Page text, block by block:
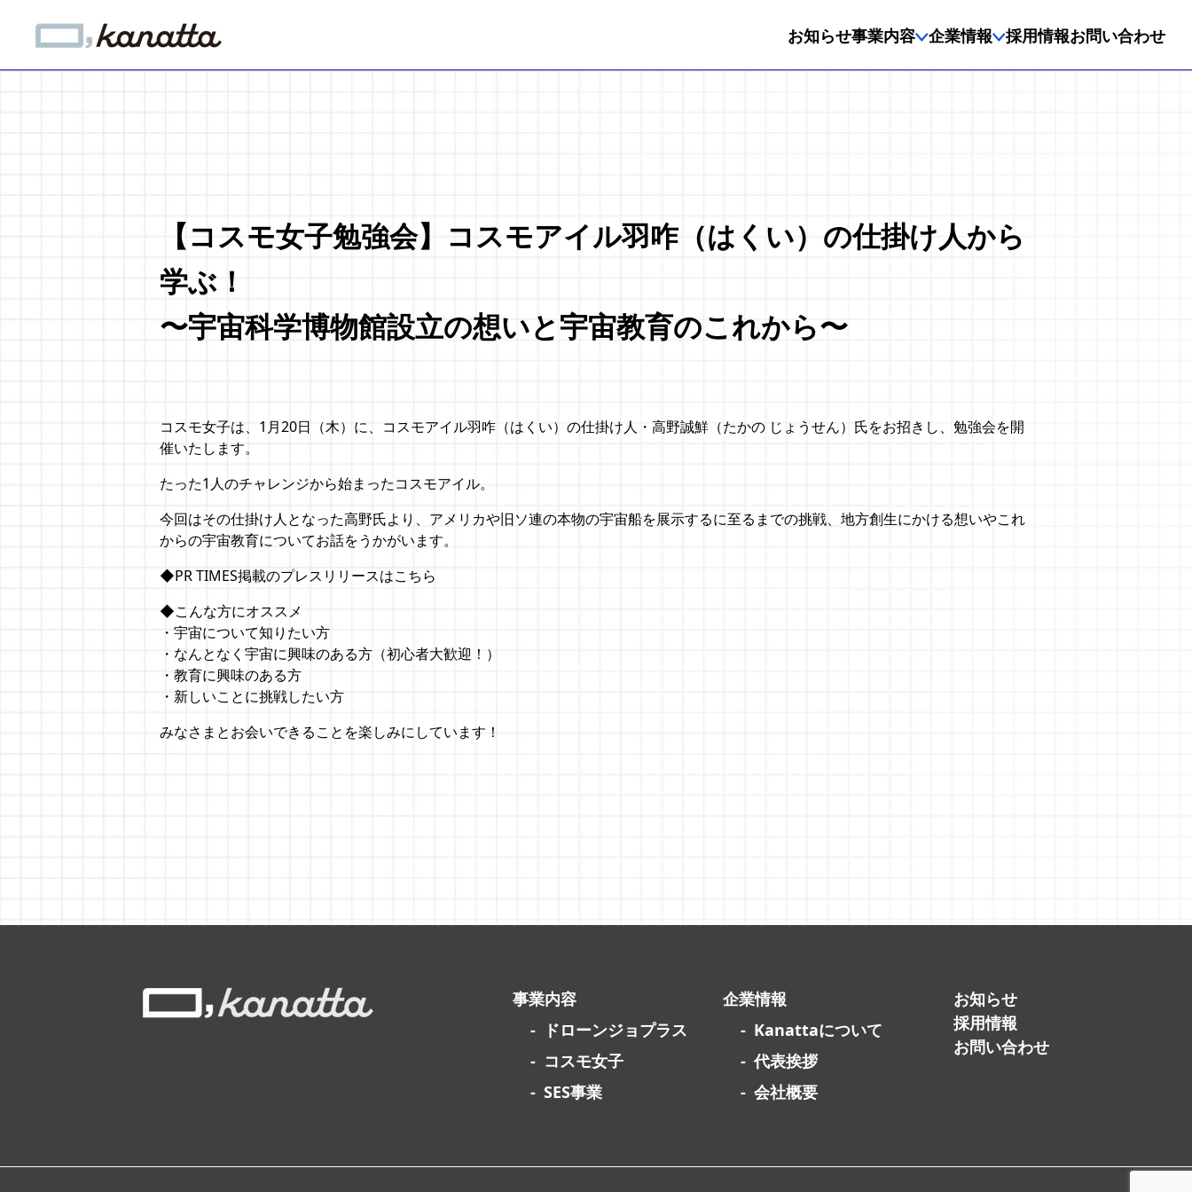
お知らせ事業内容 企業情報 採用情報お問い合わせ
【コスモ女子勉強会】コスモアイル羽咋（はくい）の仕掛け人から
学ぶ！
〜宇宙科学博物館設立の想いと宇宙教育のこれから〜
コスモ女子は、1月20日（木）に、コスモアイル羽咋（はくい）の仕掛け人・高野誠鮮（たかの じょうせん）氏をお招きし、勉強会を開
催いたします。
たった1人のチャレンジから始まったコスモアイル。
今回はその仕掛け人となった高野氏より、アメリカや旧ソ連の本物の宇宙船を展示するに至るまでの挑戦、地方創生にかける想いやこれ
からの宇宙教育についてお話をうかがいます。
◆PR TIMES掲載のプレスリリースはこちら
◆こんな方にオススメ
・宇宙について知りたい方
・なんとなく宇宙に興味のある方（初心者大歓迎！）
・教育に興味のある方
・新しいことに挑戦したい方
みなさまとお会いできることを楽しみにしています！
事業内容
ドローンジョプラス
コスモ女子
SES事業
企業情報
Kanattaについて
代表挨拶
会社概要
お知らせ
採用情報
お問い合わせ